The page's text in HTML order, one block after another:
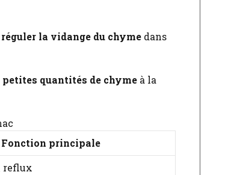
réguler la vidange du chyme dans
petites quantités de chyme à la
Fonction principale
reflux